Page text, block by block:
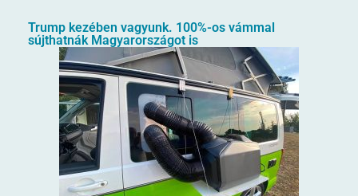
Trump kezében vagyunk. 100%-os vámmal
sújthatnák Magyarországot is